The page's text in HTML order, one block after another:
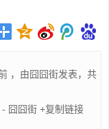
，由囧囧街发表，共
- 囧囧街 +复制链接